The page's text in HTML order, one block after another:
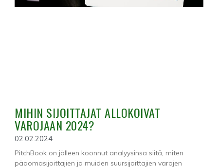
MIHIN SIJOITTAJAT ALLOKOIVAT
VAROJAAN 2024?
02.02.2024
PitchBook on jälleen koonnut analyysinsa siitä, miten
pääomasijoittajien ja muiden suursijoittajien varojen